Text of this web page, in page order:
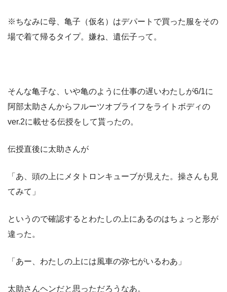
※ちなみに母、亀子（仮名）はデパートで買った服をその
場で着て帰るタイプ。嫌ね、遺伝子って。
そんな亀子な、いや亀のように仕事の遅いわたしが6/1に
阿部太助さんからフルーツオブライフをライトボディの
ver.2に載せる伝授をして貰ったの。
伝授直後に太助さんが
「あ、頭の上にメタトロンキューブが見えた。操さんも見
てみて」
というので確認するとわたしの上にあるのはちょっと形が
違った。
「あー、わたしの上には風車の弥七がいるわあ」
太助さんヘンだと思っただろうなあ。